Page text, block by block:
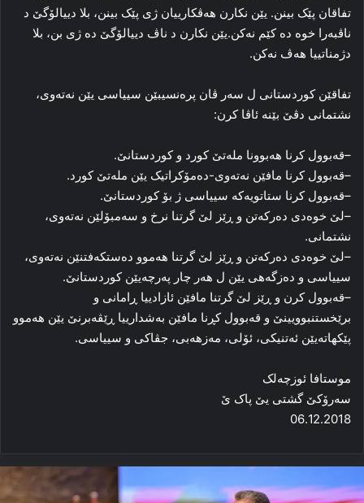
تفاقان پێک بینن. یێن نکارن هه‌ڤکارییان ژی پێک بینن، بلا دییالۆگێ د
ناڤبه‌را خوه‌ ده‌ کێم نه‌کن.یێن نکارن د ناڤ دییالۆگێ ده‌ ژی بن، بلا
دژمناتییا هه‌ڤ نه‌کن.
تفاقێن کوردستانی ل سه‌ر ڤان پره‌نسیبێن سییاسی یێن نه‌ته‌وی،
نشتمانی دڤێ بێنه‌ ئاڤا کرن:
–قه‌بوول کرنا هه‌بوونا مله‌تێ کورد و کوردستانێ.
–قه‌بوول کرنا مافێن نه‌ته‌وی-ده‌مۆکراتیک یێن مله‌تێ کورد.
–قه‌بوول کرنا ستاتویه‌که‌ سییاسی ژ بۆ کوردستانێ.
–لێ خوه‌دی ده‌رکه‌تن و ڕێز لێ گرتنا نرخ و سه‌مبۆلێن نه‌ته‌وی،
نشتمانی.
–لێ خوه‌دی ده‌رکه‌تن و ڕێز لێ گرتنا هه‌موو ده‌ستکه‌فتنێن نه‌ته‌وی،
سییاسی و ده‌زگه‌هی یێن ل هه‌ر چار په‌رچه‌یێن کوردستانێ.
–قه‌بوول کرن و ڕێز لێ گرتنا مافێن ئازادییا ڕامانی و
برێخستنبوویینێ و قه‌بوول کڕنا مافێن به‌شدارییا ڕێڤه‌برنێ یێن هه‌موو
پێکهاته‌یێن ئه‌تنیکی، ئۆلی، مه‌زهه‌بی، جڤاکی و سییاسی.
موستافا ئوزچه‌لک
سه‌رۆکێ گشتی یێ پاک ێ
06.12.2018